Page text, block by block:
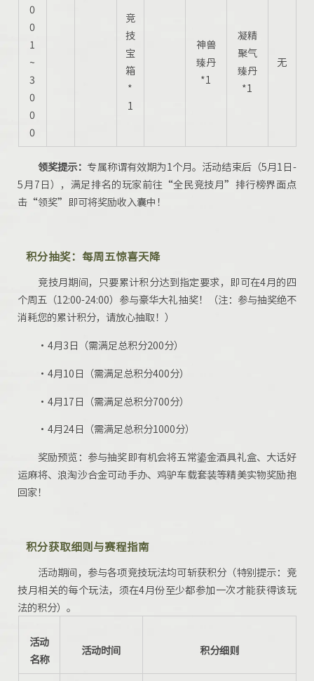
0
0
1
~
3
0
0
0
竞
技
宝
箱
*
1
神兽
臻丹
*1
凝精
聚气
臻丹
*1
无
领奖提示：专属称谓有效期为1个月。活动结束后（5月1日-
5月7日），满足排名的玩家前往“全民竞技月”排行榜界面点
击“领奖”即可将奖励收入囊中！
积分抽奖：每周五惊喜天降
竞技月期间，只要累计积分达到指定要求，即可在4月的四
个周五（12:00-24:00）参与豪华大礼抽奖！（注：参与抽奖绝不
消耗您的累计积分，请放心抽取！）
·4月3日（需满足总积分200分）
·4月10日（需满足总积分400分）
·4月17日（需满足总积分700分）
·4月24日（需满足总积分1000分）
奖励预览：参与抽奖即有机会将五常鎏金酒具礼盒、大话好
运麻将、浪淘沙合金可动手办、鸡驴车载套装等精美实物奖励抱
回家！
积分获取细则与赛程指南
活动期间，参与各项竞技玩法均可斩获积分（特别提示：竞
技月相关的每个玩法，须在4月份至少都参加一次才能获得该玩
法的积分）。
活动
名称
活动时间 积分细则